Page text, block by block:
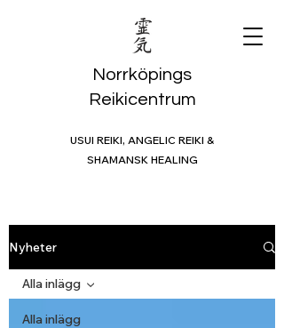
USUI REIKI, ANGELIC REIKI &
SHAMANSK HEALING
Norrköpings
Reikicentrum
Nyheter
Alla inlägg
Alla inlägg